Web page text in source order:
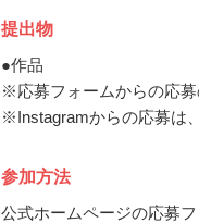
提出物
●作品
※応募フォームからの応
※Instagramからの応募は
参加方法
公式ホームページの応募